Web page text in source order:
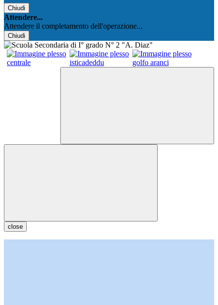
Chiudi
Attendere...
Attendere il completamento dell'operazione...
Chiudi
close